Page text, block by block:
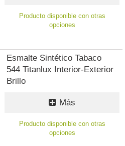
Producto disponible con otras
opciones
Esmalte Sintético Tabaco
544 Titanlux Interior-Exterior
Brillo
Más
Producto disponible con otras
opciones